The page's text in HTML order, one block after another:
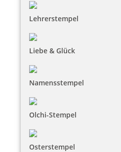
Lehrerstempel
Liebe & Glück
Namensstempel
Olchi-Stempel
Osterstempel